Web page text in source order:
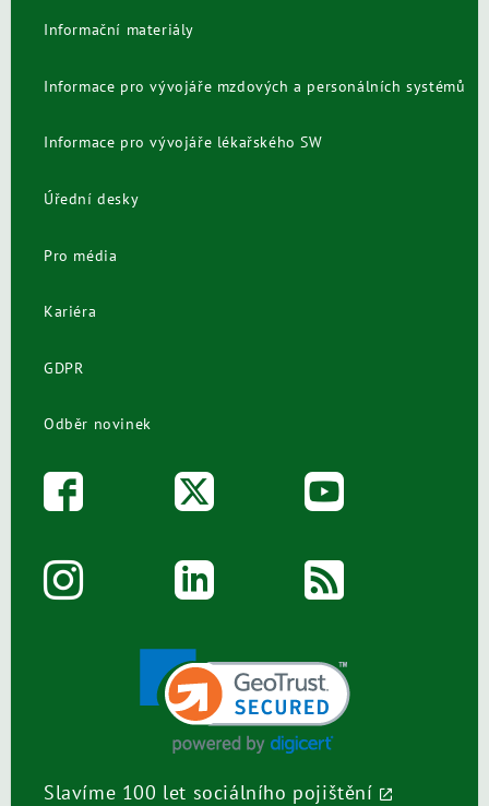
Informační materiály
Informace pro vývojáře mzdových a personálních systémů
Informace pro vývojáře lékařského SW
Úřední desky
Pro média
Kariéra
GDPR
Odběr novinek
Slavíme 100 let sociálního pojištění